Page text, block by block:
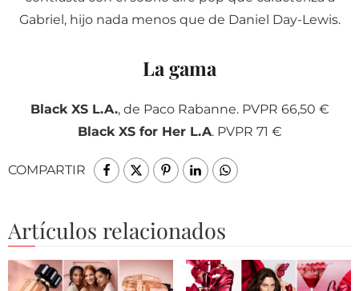
Gabriel, hijo nada menos que de Daniel Day-Lewis.
La gama
Black XS L.A., de Paco Rabanne. PVPR 66,50 €
Black XS for Her L.A. PVPR 71 €
COMPARTIR
Artículos relacionados